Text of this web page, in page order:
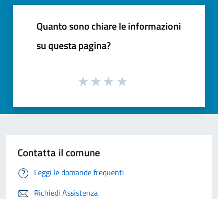
Quanto sono chiare le informazioni
su questa pagina?
Contatta il comune
Leggi le domande frequenti
Richiedi Assistenza